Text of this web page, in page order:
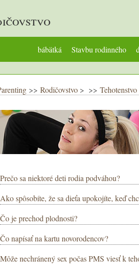
bábätká
Stavbu rodinného
>> Rodičovstvo > >> Tehotenstvo
Prečo sa niektoré deti rodia podváhou?
Ako spôsobíte, že sa dieťa upokojíte, keď
Čo je prechod plodnosti?
Čo napísať na kartu novorodencov?
Môže nechránený sex počas PMS viesť k